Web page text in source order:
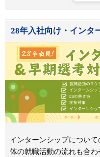
28年入社向け・インタ
インターンシップについ
体の就職活動の流れも合